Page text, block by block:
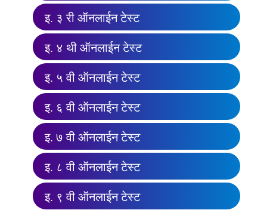
इ. ३ री ऑनलाईन टेस्ट
इ. ४ थी ऑनलाईन टेस्ट
इ. ५ वी ऑनलाईन टेस्ट
इ. ६ वी ऑनलाईन टेस्ट
इ. ७ वी ऑनलाईन टेस्ट
इ. ८ वी ऑनलाईन टेस्ट
इ. ९ वी ऑनलाईन टेस्ट